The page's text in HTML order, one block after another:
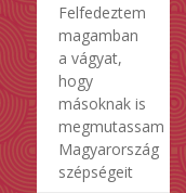
Felfedeztem
magamban
a vágyat,
hogy
másoknak is
megmutassam
Magyarország
szépségeit